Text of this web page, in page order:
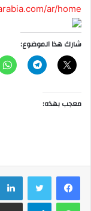
ar/home
شارك هذا الموضوع:
معجب بهذه:
واتساب تيلقرام